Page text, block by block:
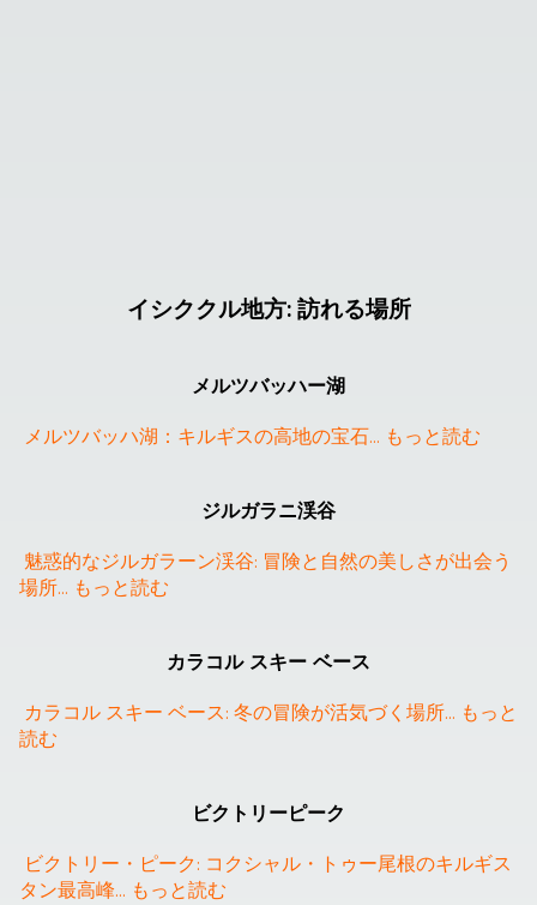
イシククル地方: 訪れる場所
メルツバッハー湖
メルツバッハ湖：キルギスの高地の宝石... もっと読む
ジルガラニ渓谷
魅惑的なジルガラーン渓谷: 冒険と自然の美しさが出会う
場所... もっと読む
カラコル スキー ベース
カラコル スキー ベース: 冬の冒険が活気づく場所... もっと
読む
ビクトリーピーク
ビクトリー・ピーク: コクシャル・トゥー尾根のキルギス
タン最高峰... もっと読む